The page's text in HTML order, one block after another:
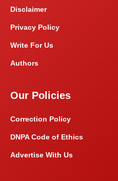
Disclaimer
Privacy Policy
Write For Us
Authors
Our Policies
Correction Policy
DNPA Code of Ethics
Advertise With Us